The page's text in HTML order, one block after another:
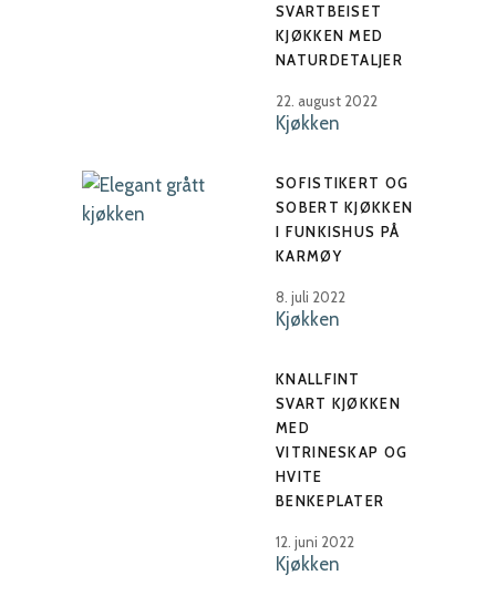
SVARTBEISET
KJØKKEN MED
NATURDETALJER
22. august 2022
Kjøkken
SOFISTIKERT OG
SOBERT KJØKKEN
I FUNKISHUS PÅ
KARMØY
8. juli 2022
Kjøkken
KNALLFINT
SVART KJØKKEN
MED
VITRINESKAP OG
HVITE
BENKEPLATER
12. juni 2022
Kjøkken